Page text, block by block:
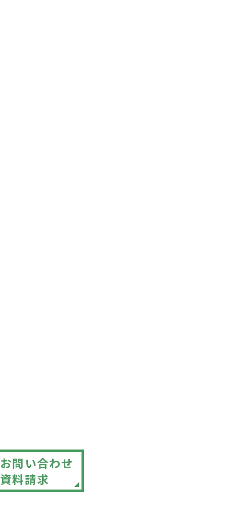
お問い合わせ
資料請求